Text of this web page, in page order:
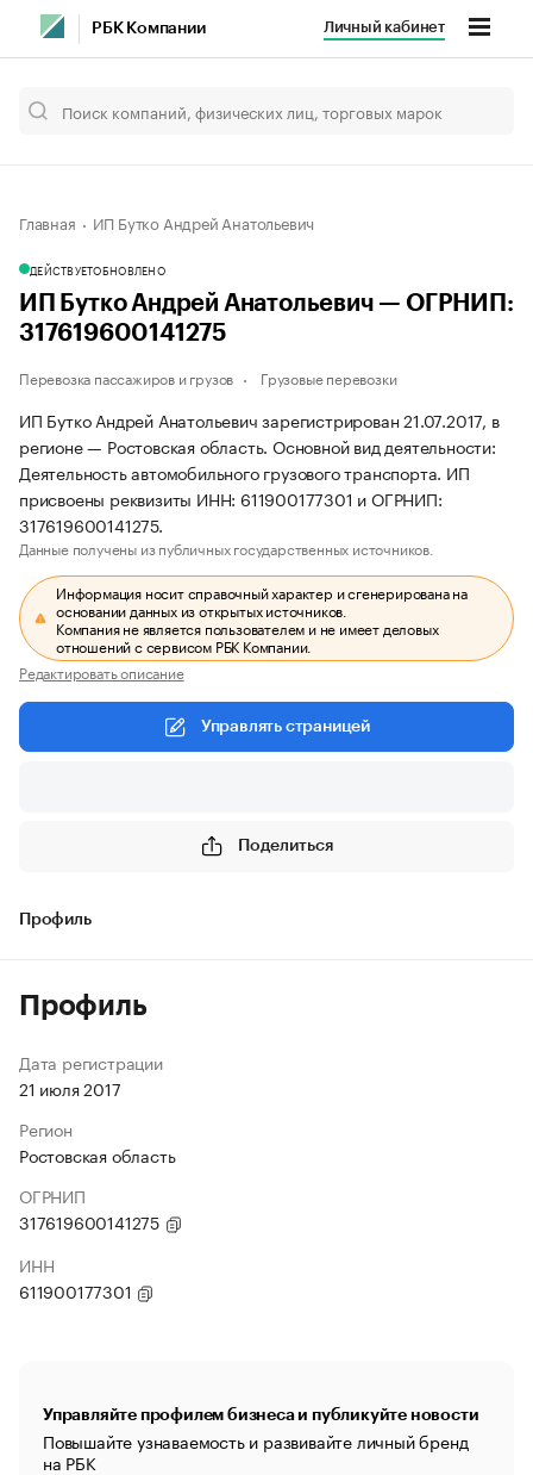
РБК Компании Личный кабинет
Главная ИП Бутко Андрей Анатольевич
ДЕЙСТВУЕТОБНОВЛЕНО
ИП Бутко Андрей Анатольевич — ОГРНИП:
317619600141275
Перевозка пассажиров и грузов Грузовые перевозки
ИП Бутко Андрей Анатольевич зарегистрирован 21.07.2017, в
регионе — Ростовская область. Основной вид деятельности:
Деятельность автомобильного грузового транспорта. ИП
присвоены реквизиты ИНН: 611900177301 и ОГРНИП:
317619600141275.
Данные получены из публичных государственных источников.
Информация носит справочный характер и сгенерирована на
основании данных из открытых источников.
Компания не является пользователем и не имеет деловых
отношений с сервисом РБК Компании.
Редактировать описание
Управлять страницей
Поделиться
Профиль
Профиль
Дата регистрации
21 июля 2017
Регион
Ростовская область
ОГРНИП
317619600141275
ИНН
611900177301
Управляйте профилем бизнеса и публикуйте новости
Повышайте узнаваемость и развивайте личный бренд
на РБК